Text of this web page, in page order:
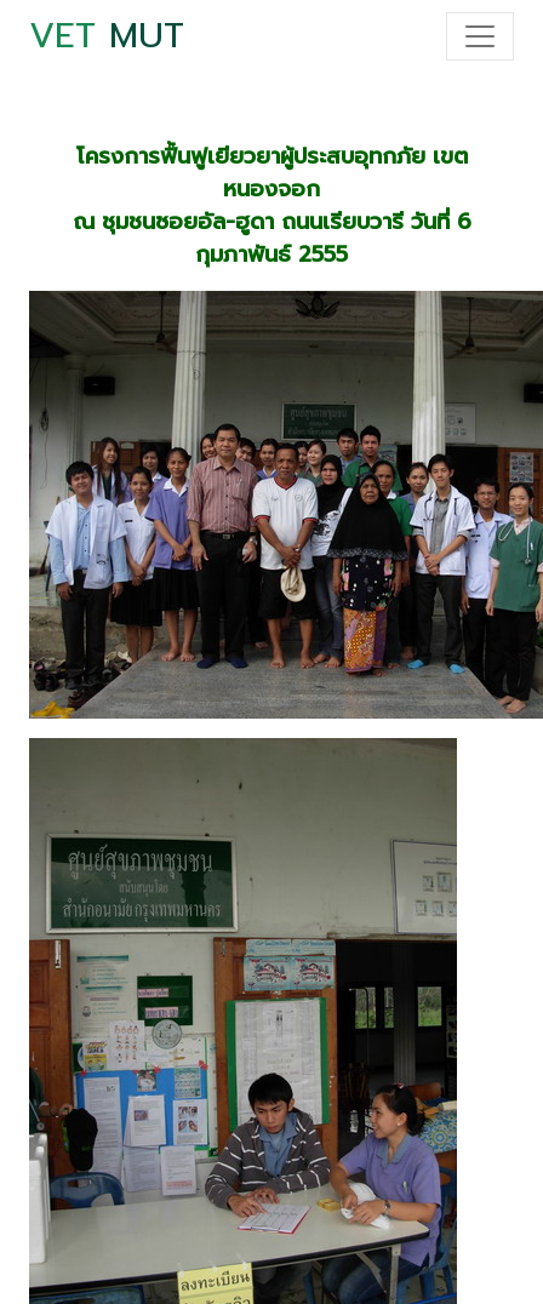
VET MUT
โครงการฟื้นฟูเยียวยาผู้ประสบอุทกภัย เขต
หนองจอก
ณ ชุมชนซอยอัล-ฮูดา ถนนเรียบวารี วันที่ 6
กุมภาพันธ์ 2555